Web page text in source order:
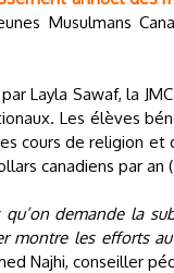
Musulmans
Layla Sawaf, la
Les élèves
cours de religion et
canadiens par an
qu’on demande la
montre les efforts
Najhi, conseiller